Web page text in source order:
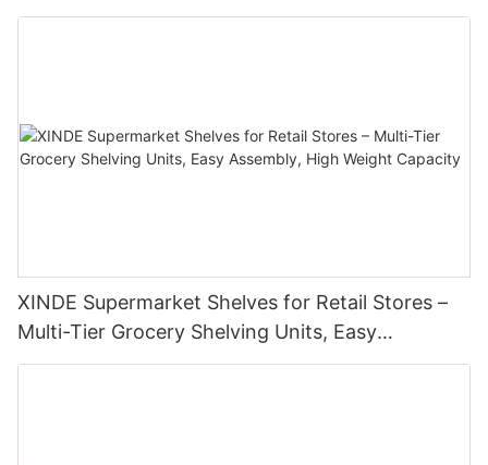
XINDE Supermarket Shelves for Retail Stores –
Multi-Tier Grocery Shelving Units, Easy
Assembly, High Weight Capacity